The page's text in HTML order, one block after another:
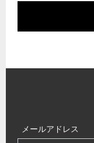
メールアドレス